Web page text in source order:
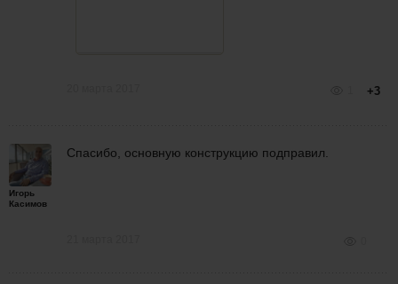
+3
Игорь
Касимов
Спасибо, основную конструкцию подправил.